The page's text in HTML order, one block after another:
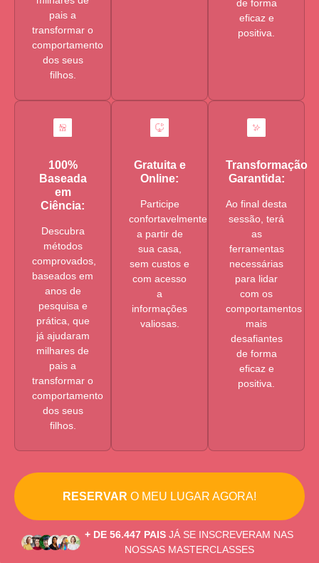
pais a
transformar o
comportamento
dos seus
filhos.
de forma
eficaz e
positiva.
100%
Baseada
em
Ciência:
Descubra
métodos
comprovados,
baseados em
anos de
pesquisa e
prática, que
já ajudaram
milhares de
pais a
transformar o
comportamento
dos seus
filhos.
Gratuita e
Online:
Participe
confortavelmente
a partir de
sua casa,
sem custos e
com acesso
a
informações
valiosas.
Transformação
Garantida:
Ao final desta
sessão, terá
as
ferramentas
necessárias
para lidar
com os
comportamentos
mais
desafiantes
de forma
eficaz e
positiva.
RESERVAR O MEU LUGAR AGORA!
+ DE 56.447 PAIS JÁ SE INSCREVERAM NAS
NOSSAS MASTERCLASSES